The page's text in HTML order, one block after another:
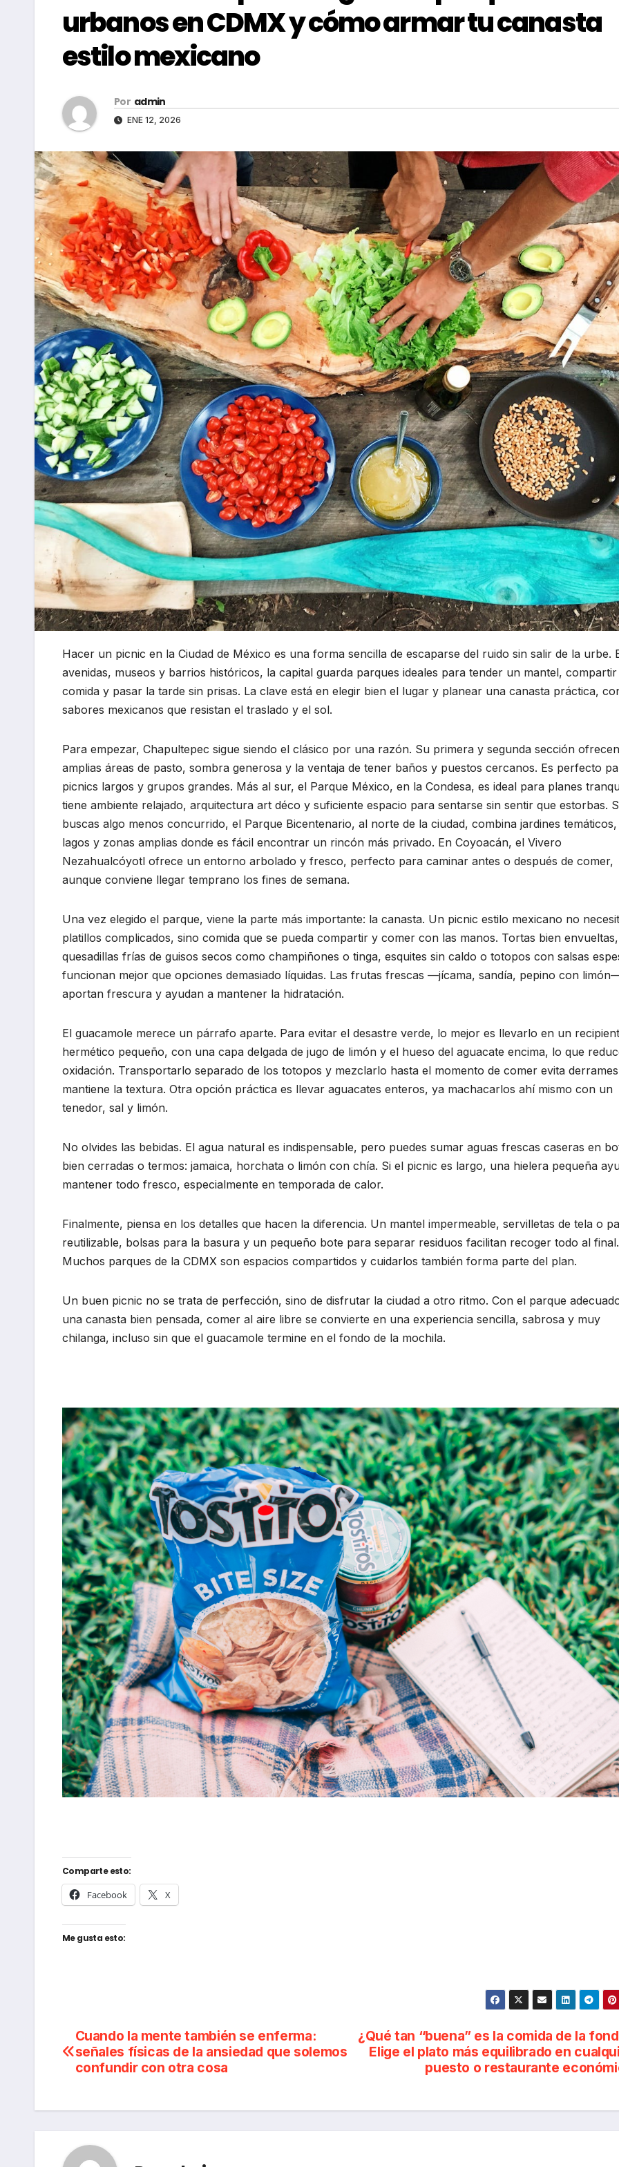
urbanos en CDMX y cómo armar tu canasta
estilo mexicano
Por admin
ENE 12, 2026
Hacer un picnic en la Ciudad de México es una forma sencilla de escaparse del ruido sin salir de la urbe.
avenidas, museos y barrios históricos, la capital guarda parques ideales para tender un mantel, compartir
comida y pasar la tarde sin prisas. La clave está en elegir bien el lugar y planear una canasta práctica,
sabores mexicanos que resistan el traslado y el sol.
Para empezar, Chapultepec sigue siendo el clásico por una razón. Su primera y segunda sección ofrecen
amplias áreas de pasto, sombra generosa y la ventaja de tener baños y puestos cercanos. Es perfecto
picnics largos y grupos grandes. Más al sur, el Parque México, en la Condesa, es ideal para planes
tiene ambiente relajado, arquitectura art déco y suficiente espacio para sentarse sin sentir que estorbas.
buscas algo menos concurrido, el Parque Bicentenario, al norte de la ciudad, combina jardines temáticos,
lagos y zonas amplias donde es fácil encontrar un rincón más privado. En Coyoacán, el Vivero
Nezahualcóyotl ofrece un entorno arbolado y fresco, perfecto para caminar antes o después de comer,
aunque conviene llegar temprano los fines de semana.
Una vez elegido el parque, viene la parte más importante: la canasta. Un picnic estilo mexicano no
platillos complicados, sino comida que se pueda compartir y comer con las manos. Tortas bien envueltas,
quesadillas frías de guisos secos como champiñones o tinga, esquites sin caldo o totopos con salsas
funcionan mejor que opciones demasiado líquidas. Las frutas frescas —jícama, sandía, pepino con
aportan frescura y ayudan a mantener la hidratación.
El guacamole merece un párrafo aparte. Para evitar el desastre verde, lo mejor es llevarlo en un
hermético pequeño, con una capa delgada de jugo de limón y el hueso del aguacate encima, lo que
oxidación. Transportarlo separado de los totopos y mezclarlo hasta el momento de comer evita
mantiene la textura. Otra opción práctica es llevar aguacates enteros, ya machacarlos ahí mismo con un
tenedor, sal y limón.
No olvides las bebidas. El agua natural es indispensable, pero puedes sumar aguas frescas caseras en
bien cerradas o termos: jamaica, horchata o limón con chía. Si el picnic es largo, una hielera pequeña
mantener todo fresco, especialmente en temporada de calor.
Finalmente, piensa en los detalles que hacen la diferencia. Un mantel impermeable, servilletas de tela o
reutilizable, bolsas para la basura y un pequeño bote para separar residuos facilitan recoger todo al final.
Muchos parques de la CDMX son espacios compartidos y cuidarlos también forma parte del plan.
Un buen picnic no se trata de perfección, sino de disfrutar la ciudad a otro ritmo. Con el parque
una canasta bien pensada, comer al aire libre se convierte en una experiencia sencilla, sabrosa y muy
chilanga, incluso sin que el guacamole termine en el fondo de la mochila.
Comparte esto:
Facebook X
Me gusta esto:
Navegación
de
¿Qué tan “buena” es la comida de la
Elige el plato más equilibrado en
puesto o restaurante
Cuando la mente también se enferma:
señales físicas de la ansiedad que solemos
confundir con otra cosa